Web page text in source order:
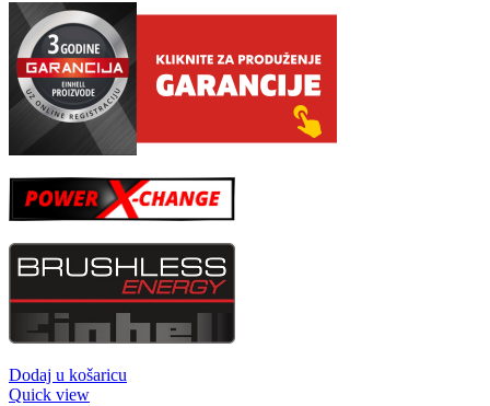
Dodaj u košaricu
Quick view